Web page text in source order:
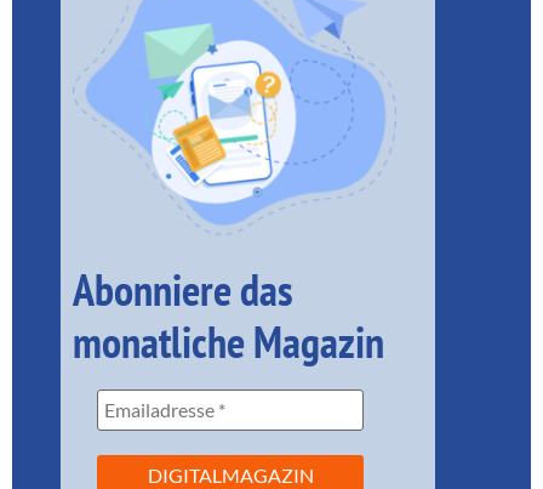
Abonniere das
monatliche Magazin